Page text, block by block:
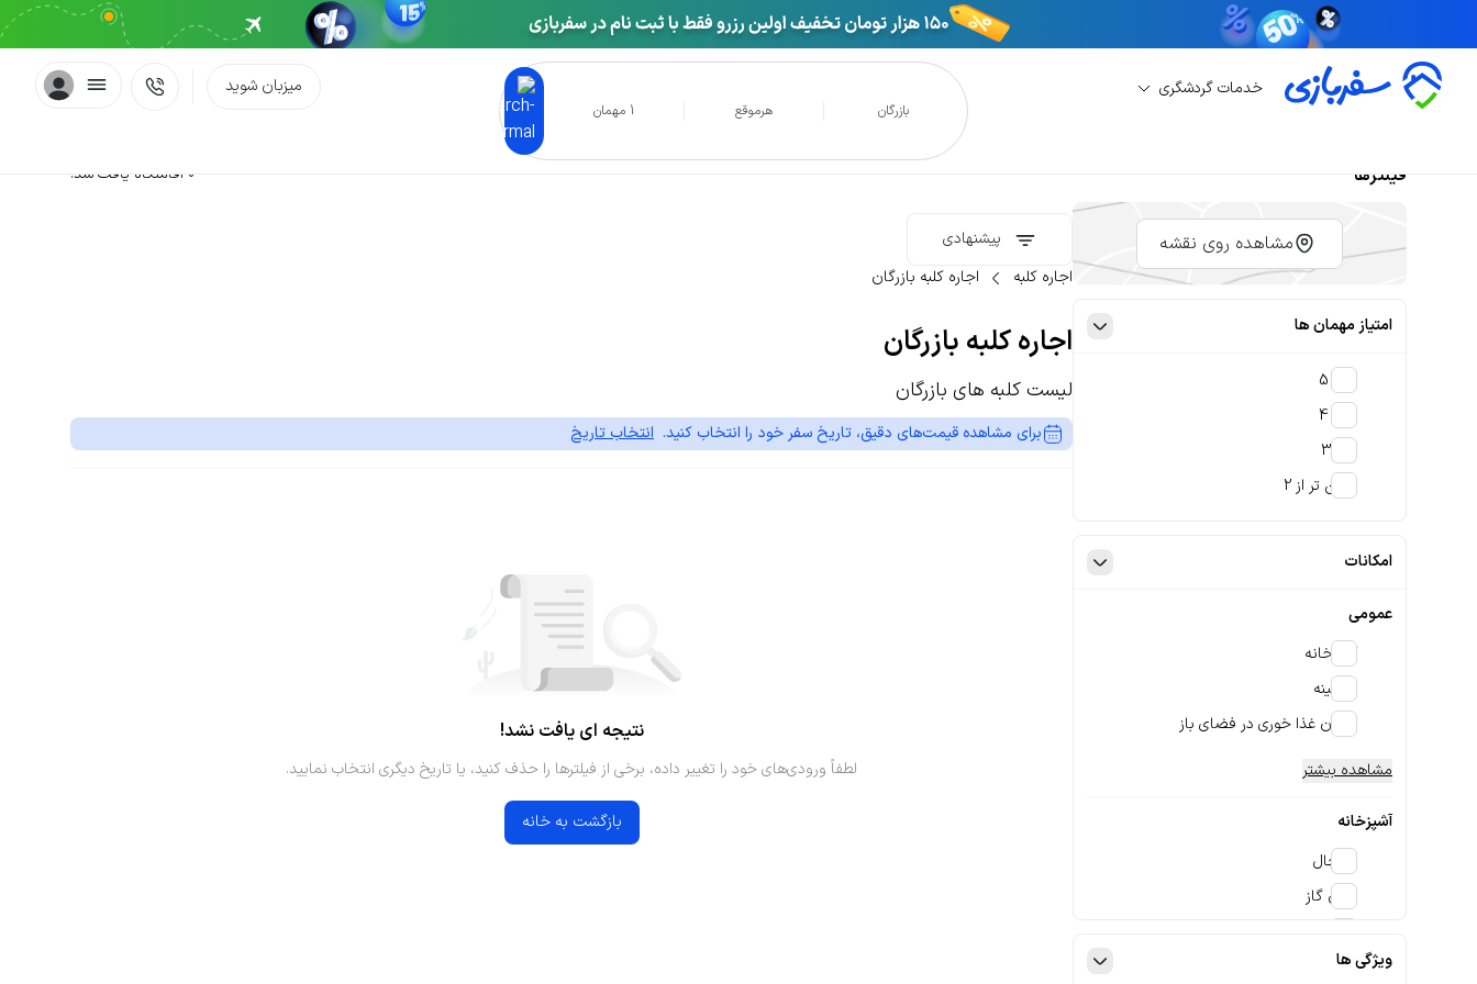
میزبان شوید خدمات گردشگری
بازرگان هرموقع 1 مهمان
فیلترها
مشاهده روی نقشه
امتیاز مهمان ها
پایین تر از 2
امکانات
عمومی
آشپزخانه
شومینه
امکان غذا خوری در فضای باز
مشاهده بیشتر
آشپزخانه
یخچال
اجاق گاز
ویژگی ها
0 اقامتگاه یافت شد.
پیشنهادی
اجاره کلبه
اجاره کلبه بازرگان
اجاره کلبه بازرگان
لیست کلبه های بازرگان
برای مشاهده قیمت‌های دقیق، تاریخ سفر خود را انتخاب کنید. انتخاب تاریخ
نتیجه ای یافت نشد!
لطفاً ورودی‌های خود را تغییر داده، برخی از فیلترها را حذف کنید، یا تاریخ دیگری انتخاب نمایید.
بازگشت به خانه